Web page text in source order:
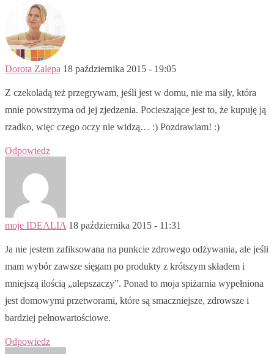
Dorota Zalepa 18 października 2015 - 19:05
Z czekoladą też przegrywam, jeśli jest w domu, nie ma siły, która
mnie powstrzyma od jej zjedzenia. Pocieszające jest to, że kupuję ją
rzadko, więc czego oczy nie widzą… :) Pozdrawiam! :)
Odpowiedz
moje IDEALIA 18 października 2015 - 11:31
Ja nie jestem zafiksowana na punkcie zdrowego odżywania, ale jeśli
mam wybór zawsze sięgam po produkty z krótszym składem i
mniejszą ilością „ulepszaczy”. Ponad to moja spiżarnia wypełniona
jest domowymi przetworami, które są smaczniejsze, zdrowsze i
bardziej pełnowartościowe.
Odpowiedz